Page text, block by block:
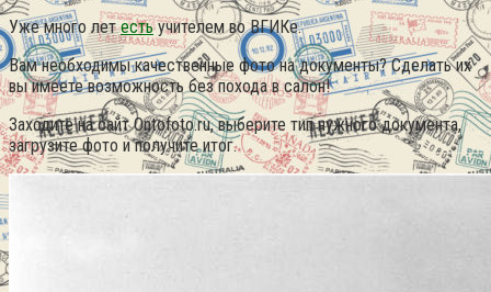
Уже много летестьучителем во ВГИКе.
Вам необходимы качественные фото на документы? Сделать их
вы имеете возможность без похода в салон!
Заходите на сайт Ontofoto.ru, выберите тип нужного документа,
загрузите фото и получите итог.